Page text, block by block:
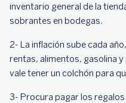
inventario general de la
sobrantes en bodegas.
2- La inflación sube cada
rentas, alimentos, gasolina
vale tener un colchón para
3- Procura pagar los